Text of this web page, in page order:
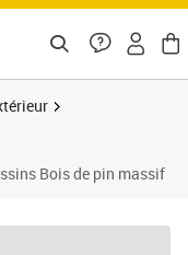
Bois de pin massif